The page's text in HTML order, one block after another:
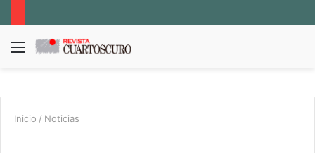
Menú
Inicio / Noticias